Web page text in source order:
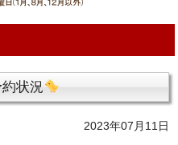
状況
2023年07月11日